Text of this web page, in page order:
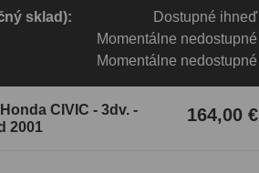
sklad):
Dostupné ihneď
Momentálne nedostupné
Momentálne nedostupné
CIVIC - 3dv. -
2001
164,00 €